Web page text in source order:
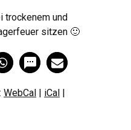
trockenem und
sitzen 🙂
WebCal | iCal |